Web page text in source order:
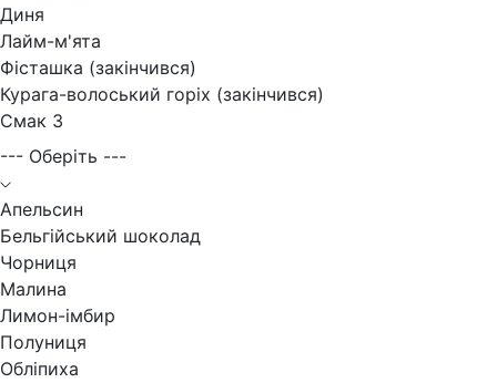
Диня
Лайм-м'ята
Фісташка (закінчився)
Курага-волоський горіх (закінчився)
Смак 3
--- Оберіть ---
Апельсин
Бельгійський шоколад
Чорниця
Малина
Лимон-імбир
Полуниця
Обліпиха